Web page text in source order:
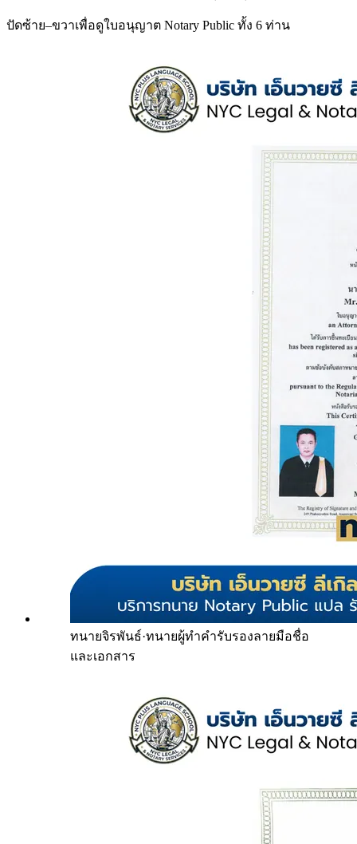
ปัดซ้าย–ขวาเพื่อดูใบอนุญาต Notary Public ทั้ง 6 ท่าน
ทนายจิรพันธ์·ทนายผู้ทำคำรับรองลายมือชื่อ
และเอกสาร